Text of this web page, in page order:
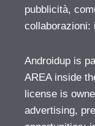
pubblicità,
collaborazioni:
Androidup is
AREA inside
license is
advertising,